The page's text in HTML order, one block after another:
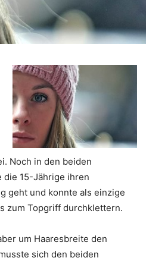
Noch in den beiden
die 15-Jährige ihren
geht und konnte als einzige
zum Topgriff durchklettern.
um Haaresbreite den
sich den beiden